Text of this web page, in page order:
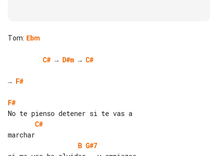
Tom: Ebm
C# → D#m → C#
→ F#
F#
C#
B G#7